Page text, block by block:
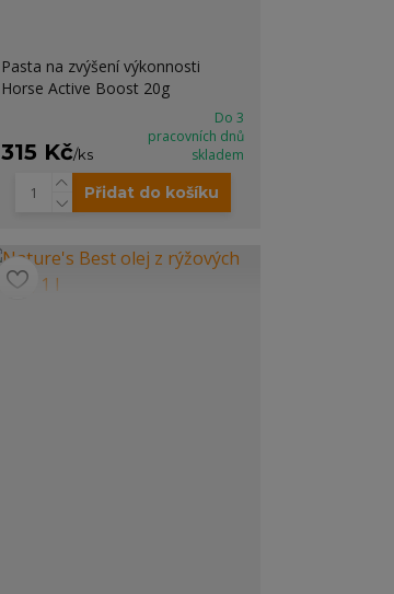
Pasta na zvýšení výkonnosti
Horse Active Boost 20g
315 Kč/ks
Do 3
pracovních dnů
skladem
Přidat do košíku